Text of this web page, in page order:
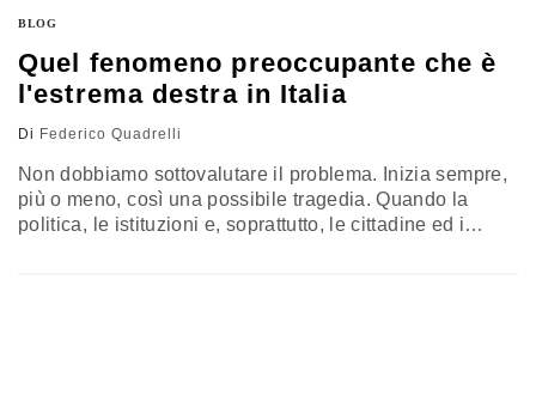
comprendere meglio i fenomeni che di volta in volta ci
BLOG
Quel fenomeno preoccupante che è
l'estrema destra in Italia
Di Federico Quadrelli
Non dobbiamo sottovalutare il problema. Inizia sempre,
più o meno, così una possibile tragedia. Quando la
politica, le istituzioni e, soprattutto, le cittadine ed i